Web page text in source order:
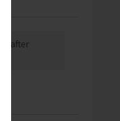
after